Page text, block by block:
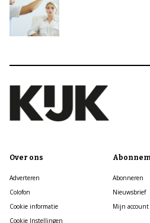
Over ons
Adverteren
Colofon
Cookie informatie
Cookie Instellingen
Abonneren
Nieuwsbrief
Mijn account